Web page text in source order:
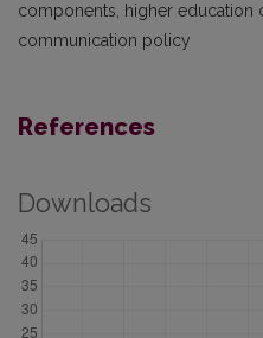
components, higher education
communication policy
References
Downloads